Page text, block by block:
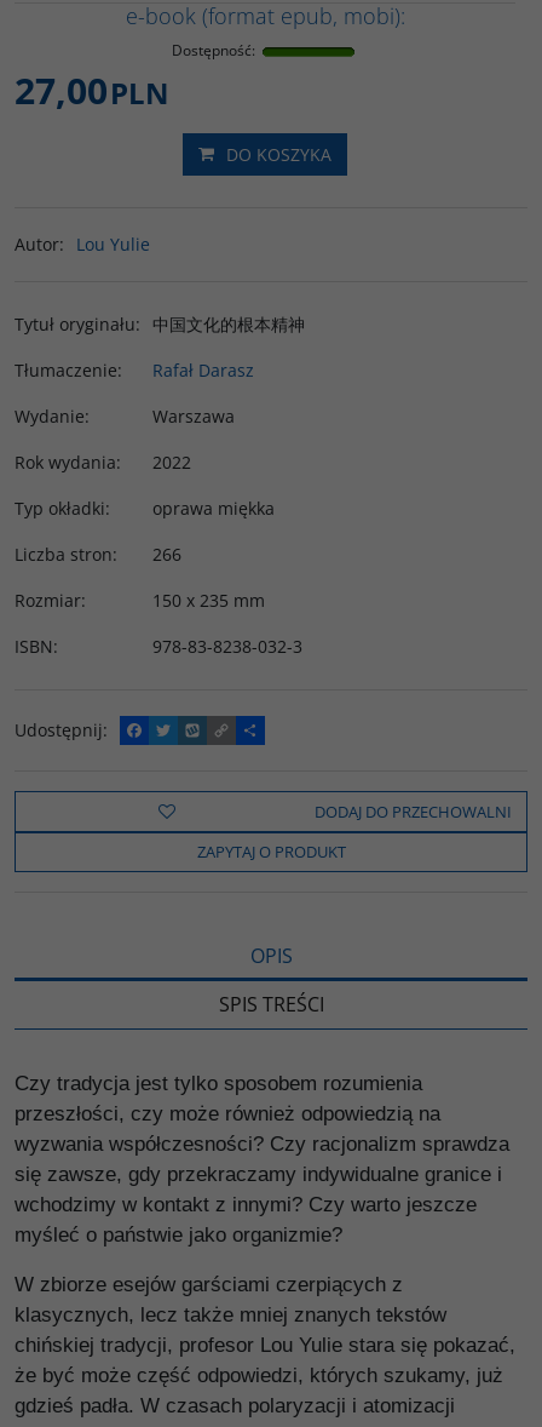
e-book (format epub, mobi):
Dostępność:
27,00PLN
DO KOSZYKA
Autor: Lou Yulie
Tytuł oryginału:
中国文化的根本精神
Tłumaczenie:
Rafał Darasz
Wydanie:
Warszawa
Rok wydania:
2022
Typ okładki:
oprawa miękka
Liczba stron:
266
Rozmiar:
150 x 235 mm
ISBN: 978-83-8238-032-3
Udostępnij:
F
a
e
o
k
T
w
t
t
e
W
y
o
C
o
y
i
n
k
P
o
z
e
l
s
DODAJ DO PRZECHOWALNI
ZAPYTAJ O PRODUKT
OPIS
SPIS TREŚCI
Czy tradycja jest tylko sposobem rozumienia
przeszłości, czy może również odpowiedzią na
wyzwania współczesności? Czy racjonalizm sprawdza
się zawsze, gdy przekraczamy indywidualne granice i
wchodzimy w kontakt z innymi? Czy warto jeszcze
myśleć o państwie jako organizmie?
W zbiorze esejów garściami czerpiących z
klasycznych, lecz także mniej znanych tekstów
chińskiej tradycji, profesor Lou Yulie stara się pokazać,
że być może część odpowiedzi, których szukamy, już
gdzieś padła. W czasach polaryzacji i atomizacji